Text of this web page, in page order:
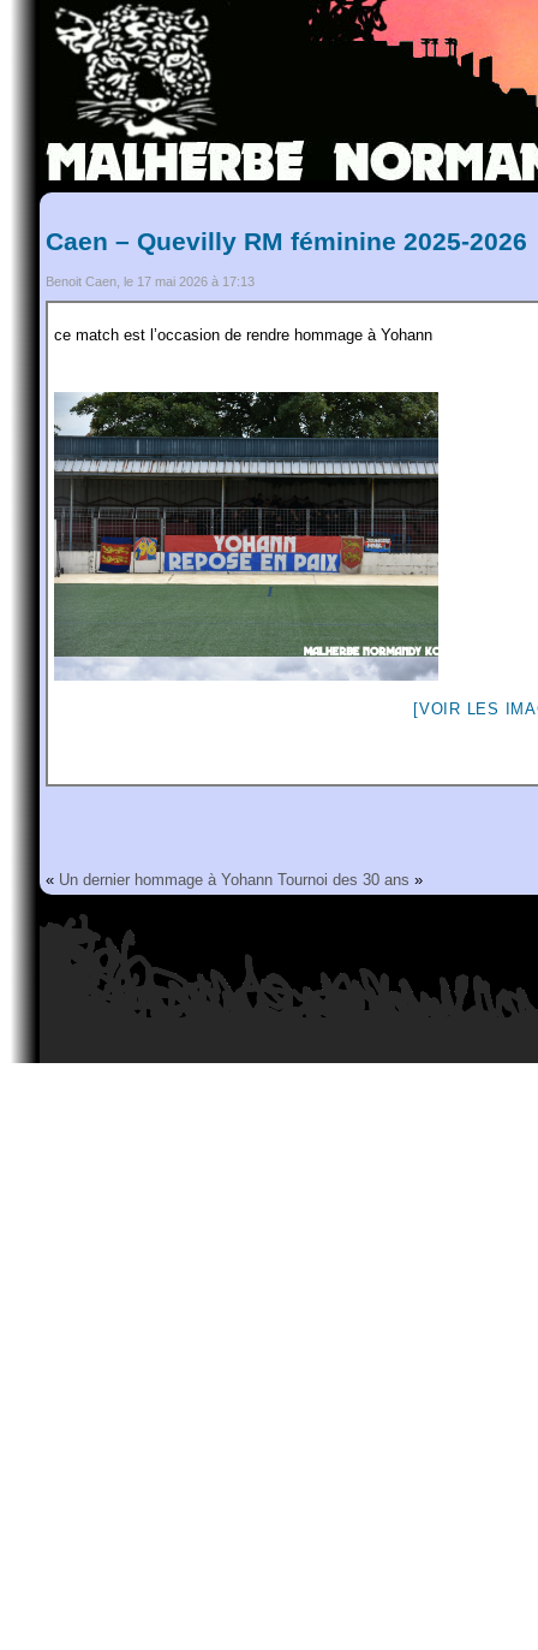
Caen – Quevilly RM féminine 2025-2026
Benoit Caen, le 17 mai 2026 à 17:13
ce match est l’occasion de rendre hommage à Yohann
[VOIR LES
« Un dernier hommage à Yohann Tournoi des 30 ans »